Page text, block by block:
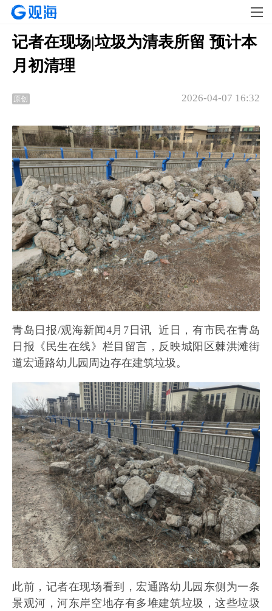
记者在现场|垃圾为清表所留 预计本
月初清理
原创 2026-04-07 16:32
青岛日报/观海新闻4月7日讯 近日，有市民在青岛
日报《民生在线》栏目留言，反映城阳区棘洪滩街
道宏通路幼儿园周边存在建筑垃圾。
此前，记者在现场看到，宏通路幼儿园东侧为一条
景观河，河东岸空地存有多堆建筑垃圾，这些垃圾